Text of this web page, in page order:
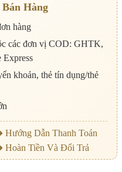
Hàng
hàng
các đơn vị COD: GHTK,
Express
khoản, thẻ tín dụng/thẻ
Hướng Dẫn Thanh Toán
Hoàn Tiền Và Đổi Trả